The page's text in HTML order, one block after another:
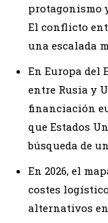
protagonismo
El conflicto
una escalada
En Europa del
entre Rusia y
financiación
que Estados
búsqueda de
En 2026, el
costes
alternativos